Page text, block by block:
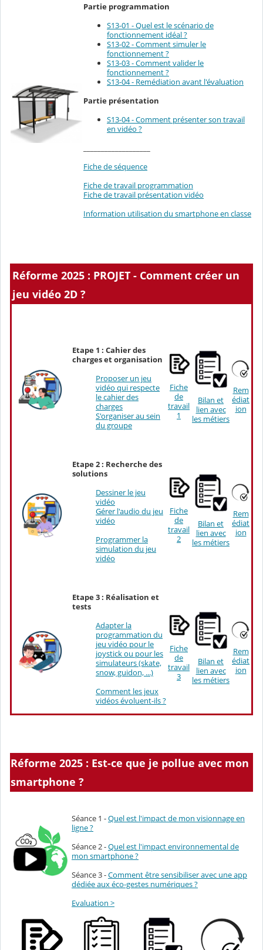
Partie programmation
S13-01 - Quel est le scénario de
fonctionnement idéal ?
S13-02 - Comment simuler le
fonctionnement ?
S13-03 - Comment valider le
fonctionnement ?
S13-04 - Remédiation avant l'évaluation
Partie présentation
S13-04 - Comment présenter son travail
en vidéo ?
Fiche de séquence
Fiche de travail programmation
Fiche de travail présentation vidéo
Information utilisation du smartphone en classe
Réforme 2025 : PROJET - Comment créer un
jeu vidéo 2D ?
Etape 1 : Cahier des
charges et organisation
Proposer un jeu
vidéo qui respecte
le cahier des
charges
S'organiser au sein
du groupe
Fiche
de
travail
1
Bilan et
lien avec
les métiers
Rem
édiat
ion
Etape 2 : Recherche des
solutions
Dessiner le jeu
vidéo
Gérer l'audio du jeu
vidéo
Programmer la
simulation du jeu
vidéo
Fiche
de
travail
2
Bilan et
lien avec
les métiers
Rem
édiat
ion
Etape 3 : Réalisation et
tests
Adapter la
programmation du
jeu vidéo pour le
joystick ou pour les
simulateurs (skate,
snow, guidon, ...)
Comment les jeux
vidéos évoluent-ils ?
Fiche
de
travail
3
Bilan et
lien avec
les métiers
Rem
édiat
ion
Réforme 2025 : Est-ce que je pollue avec mon
smartphone ?
Séance 1 -Quel est l'impact de mon visionnage en
ligne ?
Séance 2 -Quel est l'impact environnemental de
mon smartphone ?
Séance 3 -Comment être sensibiliser avec une app
dédiée aux éco-gestes numériques ?
Evaluation >